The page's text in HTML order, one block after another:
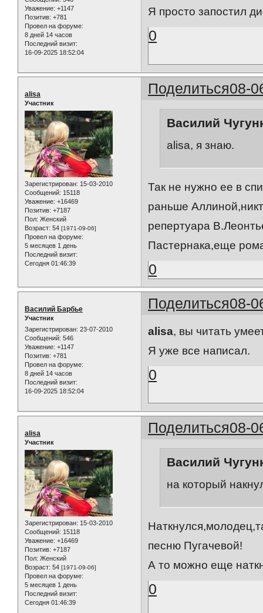
Уважение: +1147
Позитив: +781
Провел на форуме:
8 дней 14 часов
Последний визит:
16-09-2025 18:52:04
Я просто запостил
0
Поделиться08-
alisa
Участник
Зарегистрирован: 15-03-2010
Сообщений: 15118
Уважение: +16469
Позитив: +7187
Пол: Женский
Возраст: 54 [1971-09-06]
Провел на форуме:
5 месяцев 1 день
Последний визит:
Сегодня 01:46:39
Василий
alisa, я знаю.
Так не нужно ее в
раньше
репертуара
Пастернака,еще
0
Поделиться08-
Василий Барбье
Участник
Зарегистрирован: 23-07-2010
Сообщений: 546
Уважение: +1147
Позитив: +781
Провел на форуме:
8 дней 14 часов
Последний визит:
16-09-2025 18:52:04
alisa, вы читать
Я уже все написал.
0
Поделиться08-
alisa
Участник
Зарегистрирован: 15-03-2010
Сообщений: 15118
Уважение: +16469
Позитив: +7187
Пол: Женский
Возраст: 54 [1971-09-06]
Провел на форуме:
5 месяцев 1 день
Последний визит:
Сегодня 01:46:39
Василий
на который
песню Пугачевой!
А то можно еще
0